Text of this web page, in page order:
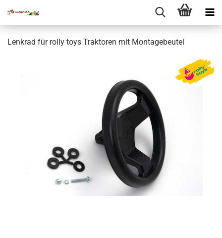
Lenkrad für rolly toys Traktoren mit Montagebeutel